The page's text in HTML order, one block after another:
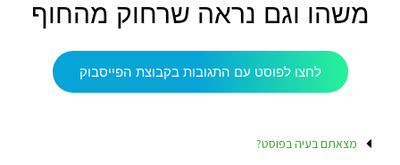
משהו וגם נראה שרחוק מהחוף
לחצו לפוסט עם התגובות בקבוצת הפייסבוק
מצאתם בעיה בפוסט?